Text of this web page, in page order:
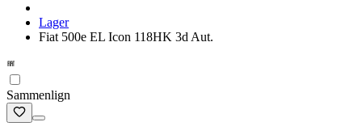
Lager
Fiat 500e EL Icon 118HK 3d Aut.
Sammenlign